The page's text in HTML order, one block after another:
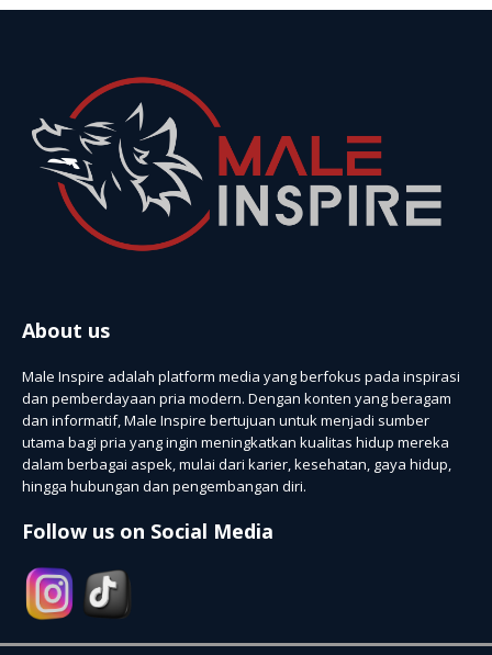
About us
Male Inspire adalah platform media yang berfokus pada inspirasi
dan pemberdayaan pria modern. Dengan konten yang beragam
dan informatif, Male Inspire bertujuan untuk menjadi sumber
utama bagi pria yang ingin meningkatkan kualitas hidup mereka
dalam berbagai aspek, mulai dari karier, kesehatan, gaya hidup,
hingga hubungan dan pengembangan diri.
Follow us on Social Media